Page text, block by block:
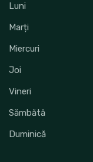
Luni
Marți
Miercuri
Joi
Vineri
Sămbătă
Duminică